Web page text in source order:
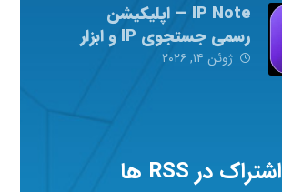
IP Note — اپلیکیشن
رسمی جستجوی IP و ابزار
شبکه
ژوئن ۱۴, ۲۰۲۶
اشتراک در RSS ها